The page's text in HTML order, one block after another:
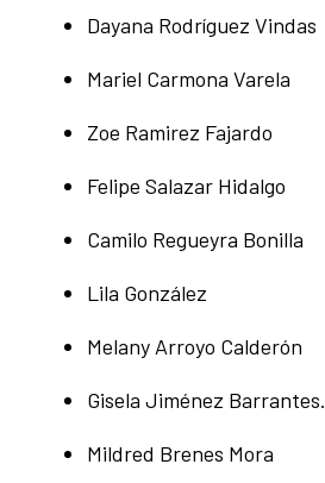
Dayana Rodríguez Vindas
Mariel Carmona Varela
Zoe Ramirez Fajardo
Felipe Salazar Hidalgo
Camilo Regueyra Bonilla
Lila González
Melany Arroyo Calderón
Gisela Jiménez Barrantes.
Mildred Brenes Mora